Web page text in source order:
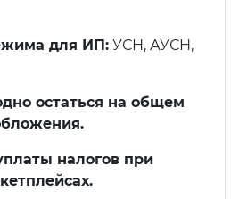
для ИП: УСН, АУСН,
остаться на общем
налогов при